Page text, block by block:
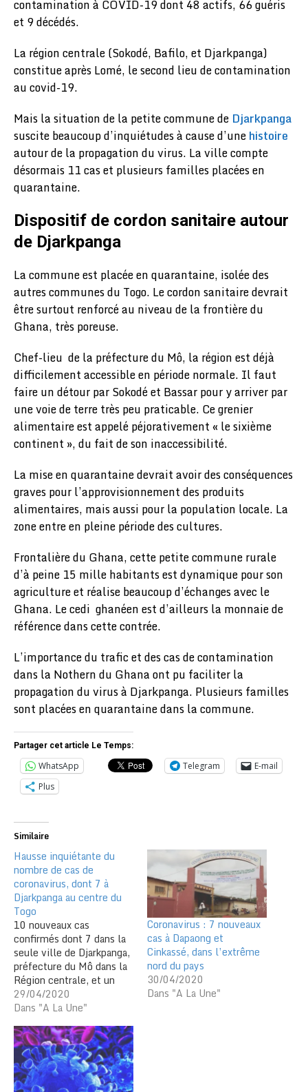
contamination à COVID-19 dont 48 actifs, 66 guéris
et 9 décédés.
La région centrale (Sokodé, Bafilo, et Djarkpanga)
constitue après Lomé, le second lieu de contamination
au covid-19.
Mais la situation de la petite commune de Djarkpanga
suscite beaucoup d’inquiétudes à cause d’unehistoire
autour de la propagation du virus. La ville compte
désormais 11 cas et plusieurs familles placées en
quarantaine.
Dispositif de cordon sanitaire autour
de Djarkpanga
La commune est placée en quarantaine, isolée des
autres communes du Togo. Le cordon sanitaire devrait
être surtout renforcé au niveau de la frontière du
Ghana, très poreuse.
Chef-lieu de la préfecture du Mô, la région est déjà
difficilement accessible en période normale. Il faut
faire un détour par Sokodé et Bassar pour y arriver par
une voie de terre très peu praticable. Ce grenier
alimentaire est appelé péjorativement « le sixième
continent », du fait de son inaccessibilité.
La mise en quarantaine devrait avoir des conséquences
graves pour l’approvisionnement des produits
alimentaires, mais aussi pour la population locale. La
zone entre en pleine période des cultures.
Frontalière du Ghana, cette petite commune rurale
d’à peine 15 mille habitants est dynamique pour son
agriculture et réalise beaucoup d’échanges avec le
Ghana. Le cedi ghanéen est d’ailleurs la monnaie de
référence dans cette contrée.
L’importance du trafic et des cas de contamination
dans la Nothern du Ghana ont pu faciliter la
propagation du virus à Djarkpanga. Plusieurs familles
sont placées en quarantaine dans la commune.
Partager cet article Le Temps:
WhatsApp Telegram
E-mail
Plus
Similaire
Hausse inquiétante du
nombre de cas de
coronavirus, dont 7 à
Djarkpanga au centre du
Togo
10 nouveaux cas
confirmés dont 7 dans la
seule ville de Djarkpanga,
préfecture du Mô dans la
Région centrale, et un
7ème décès, telles sont
les informations
du covid-19. Les
nouvelles ne sont pas du
tout bonnes . Depuis la
découverte du premier
29/04/2020
Dans "A La Une"
Coronavirus : 7 nouveaux
cas à Dapaong et
Cinkassé, dans l’extrême
nord du pays
30/04/2020
Dans "A La Une"